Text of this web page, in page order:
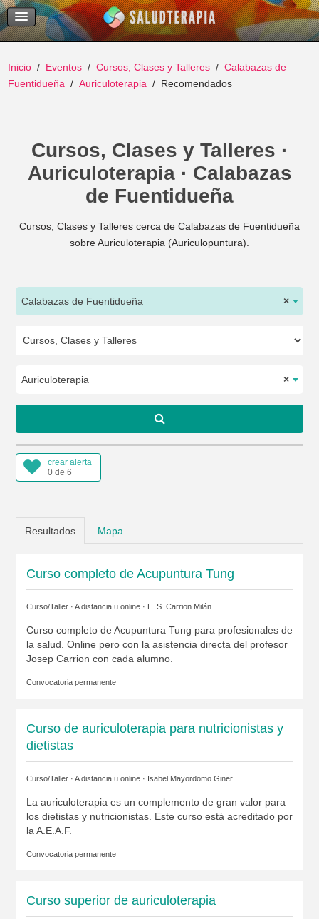
Temas Recientes
Buscar
Inicio Eventos Cursos, Clases y Talleres
Calabazas de
Fuentidueña
Auriculoterapia Recomendados
Cursos, Clases y Talleres ·
Auriculoterapia · Calabazas
de Fuentidueña
Cursos, Clases y Talleres cerca de Calabazas de Fuentidueña
sobre Auriculoterapia (Auriculopuntura).
×
Calabazas de Fuentidueña
×
Auriculoterapia
crear alerta
0 de 6
Resultados Mapa
Curso completo de Acupuntura Tung
Curso/Taller · A distancia u online · E. S. Carrion Milán
Curso completo de Acupuntura Tung para profesionales de
la salud. Online pero con la asistencia directa del profesor
Josep Carrion con cada alumno.
Convocatoria permanente
Curso de auriculoterapia para nutricionistas y
dietistas
Curso/Taller · A distancia u online · Isabel Mayordomo Giner
La auriculoterapia es un complemento de gran valor para
los dietistas y nutricionistas. Este curso está acreditado por
la A.E.A.F.
Convocatoria permanente
Curso superior de auriculoterapia